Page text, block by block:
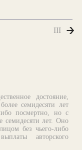
III
достояние,
семидесяти лет
посмертно, но с
семидесяти лет. Оно
без чьего-либо
авторского